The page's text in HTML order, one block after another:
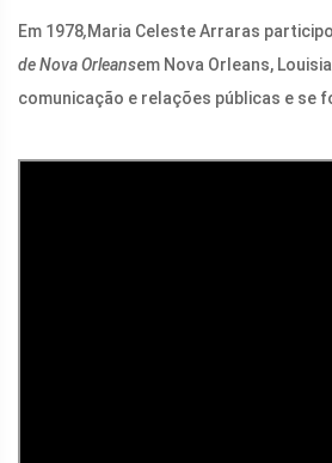
Em 1978,Maria Celeste Arraras
de Nova Orleansem Nova Orleans,
comunicação e relações públicas e se